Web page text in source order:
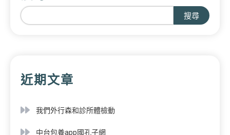
搜尋
近期文章
我們外行森和診所體檢動
中台包養app國孔子網